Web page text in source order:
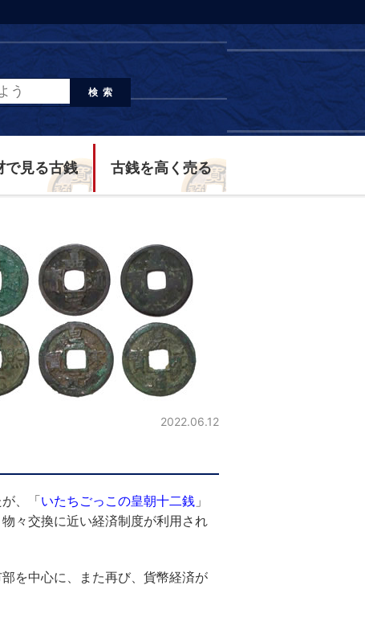
検索
で見る古銭 古銭を高く売る
2022.06.12
、「いたちごっこの皇朝十二銭 」
々交換に近い経済制度が利用され
を中心に、また再び、貨幣経済が